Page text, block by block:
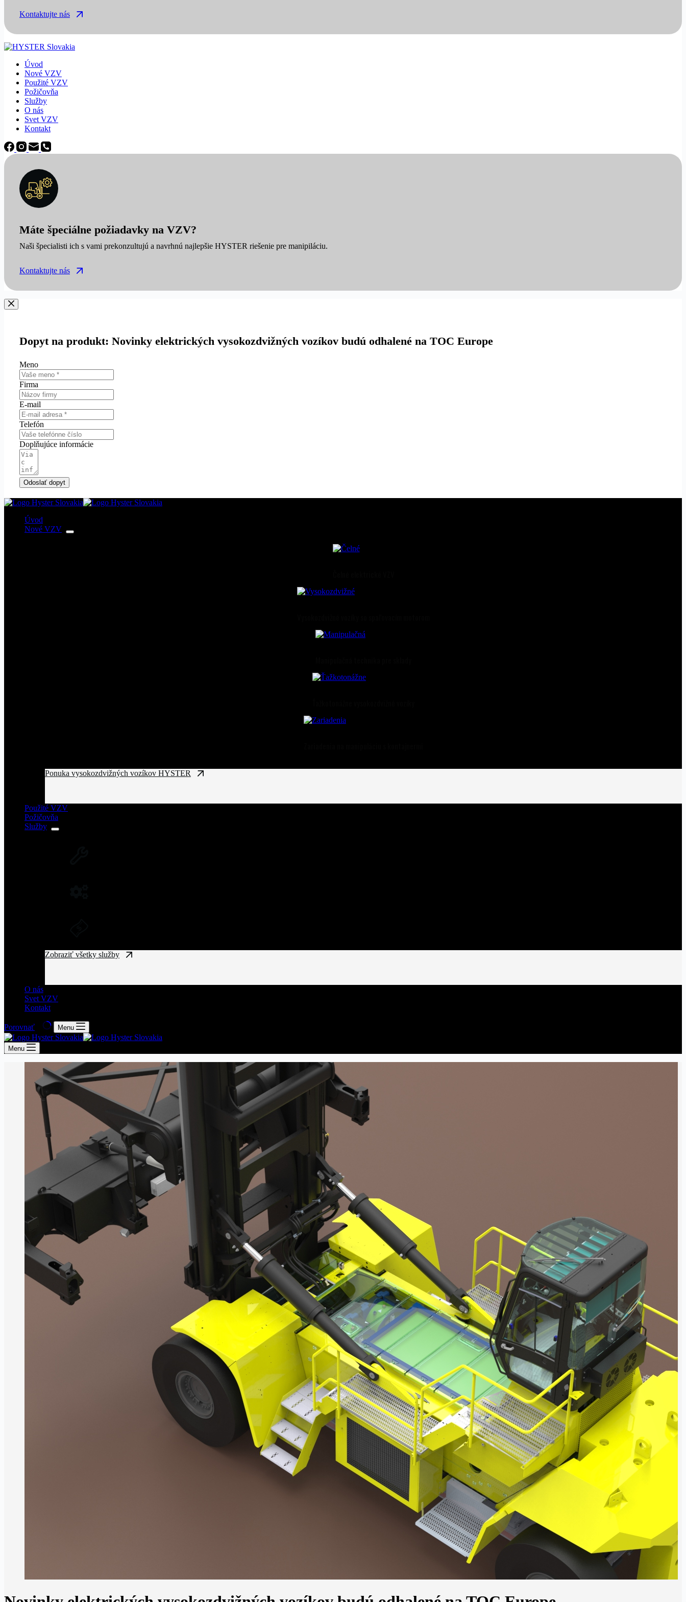
Kontaktujte nás
Úvod
Nové VZV
Použité VZV
Požičovňa
Služby
O nás
Svet VZV
Kontakt
Máte špeciálne požiadavky na VZV?
Naši špecialisti ich s vami prekonzultujú a navrhnú najlepšie HYSTER riešenie pre manipiláciu.
Kontaktujte nás
Dopyt na produkt: Novinky elektrických vysokozdvižných vozíkov budú odhalené na TOC Europe
Meno
Firma
E-mail
Telefón
Doplňujúce informácie
Odoslať dopyt
Úvod
Nové VZV
Ponuka vysokozdvižných vozíkov HYSTER
Použité VZV
Požičovňa
Služby
Zobraziť všetky služby
O nás
Svet VZV
Kontakt
Porovnať Menu
Menu